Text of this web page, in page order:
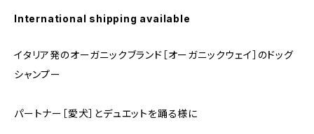
International shipping available
イタリア発のオーガニックブランド［オーガニックウェイ］のドッグ
シャンプー
パートナー［愛犬］とデュエットを踊る様に